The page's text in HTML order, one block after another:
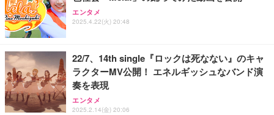
King & Prince DOME TOUR 2026 ～STARRING～
(初回限定盤)(2枚組) [Blu-ray]
Aぇ! group LIVE TOUR 2025 D.N.A (初回盤)(2枚組)
[Blu-ray]
￥5,981
INI THE MOVIE『I Need I』
IVE THE 1ST WORLD TOUR in CINEMA（字幕版）
エンタメ
2025.4.22(火) 20:48
22/7、14th single『ロックは死なない』のキャ
ラクターMV公開！ エネルギッシュなバンド演
奏を表現
エンタメ
2025.2.14(金) 20:06